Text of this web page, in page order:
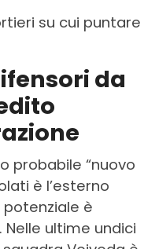
su cui puntare
da
probabile “nuovo
è l’esterno
potenziale è
ultime undici